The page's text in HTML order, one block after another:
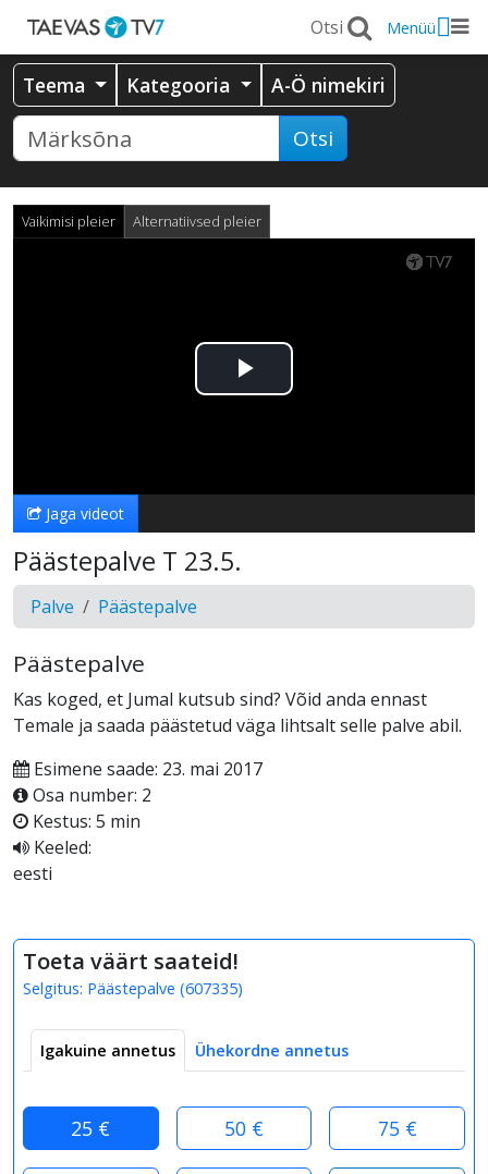
Menüü
Teema Kategooria A-Ö nimekiri
Otsi
Vaikimisi pleier Alternatiivsed pleier
Esita
Jaga videot
Päästepalve T 23.5.
Palve Päästepalve
Päästepalve
Kas koged, et Jumal kutsub sind? Võid anda ennast
Temale ja saada päästetud väga lihtsalt selle palve abil.
Esimene saade: 23. mai 2017
Osa number: 2
Kestus: 5 min
Keeled:
eesti
Toeta väärt saateid!
Selgitus: Päästepalve (607335)
Igakuine annetus Ühekordne annetus
25 € 50 € 75 €